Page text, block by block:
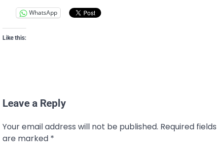
WhatsApp
Like this:
Leave a Reply
Your email address will not be published. Required fields
are marked *